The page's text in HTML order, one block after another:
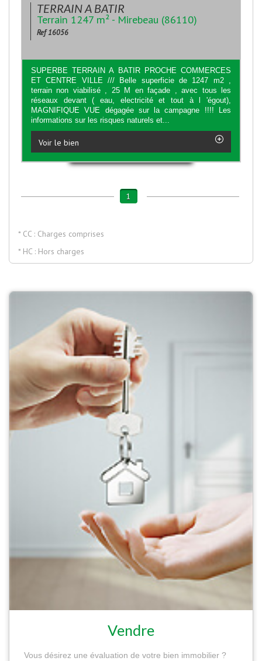
TERRAIN A BATIR
Terrain 1247 m² - Mirebeau (86110)
Ref 16056
SUPERBE TERRAIN A BATIR PROCHE COMMERCES
ET CENTRE VILLE /// Belle superficie de 1247 m2 ,
terrain non viabilisé , 25 M en façade , avec tous les
réseaux devant ( eau, electricité et tout à l 'égout),
MAGNIFIQUE VUE dégagée sur la campagne !!!! Les
informations sur les risques naturels et...
Voir le bien
1
* CC : Charges comprises
* HC : Hors charges
Vendre
Vous désirez une évaluation de votre bien immobilier ?